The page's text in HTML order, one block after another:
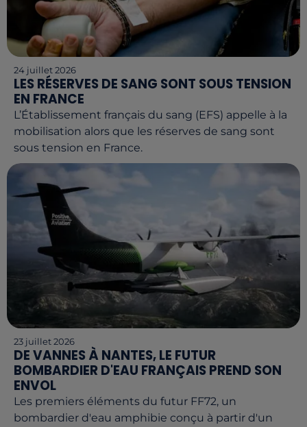
24 juillet 2026
LES RÉSERVES DE SANG SONT SOUS TENSION
EN FRANCE
L’Établissement français du sang (EFS) appelle à la
mobilisation alors que les réserves de sang sont
sous tension en France.
23 juillet 2026
DE VANNES À NANTES, LE FUTUR
BOMBARDIER D'EAU FRANÇAIS PREND SON
ENVOL
Les premiers éléments du futur FF72, un
bombardier d'eau amphibie conçu à partir d'un